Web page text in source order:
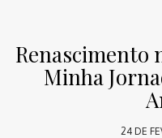
Renascimento
Minha
24 DE